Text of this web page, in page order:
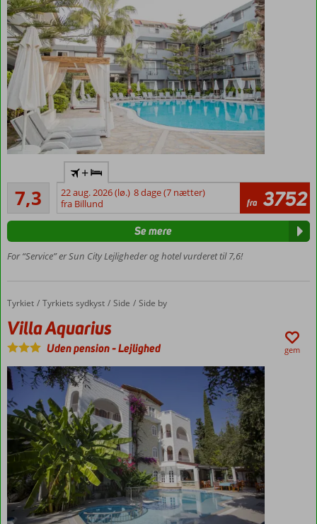
til
centrum
af Side
shuttlebus
til
stranden
morgenmad,
halvpension
eller All
Inclusive
Lejligheder og
familieværelser
med plads til 6
7,3
Tilfredsstillende
83
anmeldelser
+
22 aug. 2026 (lø.) 8 dage (7 nætter)
fra Billund
fra 3752
For “Service” er Sun City Lejligheder og hotel vurderet til 7,6!
Se mere
Forside
Tyrkiet Tyrkiets sydkyst Side Side by
Villa Aquarius
Villa Aquarius
Uden pension-Lejlighed gem